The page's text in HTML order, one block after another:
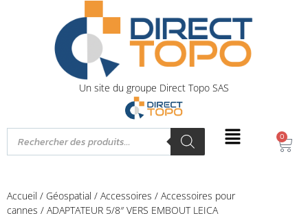
Un site du groupe Direct Topo SAS
0
Accueil / Géospatial / Accessoires / Accessoires pour
cannes / ADAPTATEUR 5/8″ VERS EMBOUT LEICA